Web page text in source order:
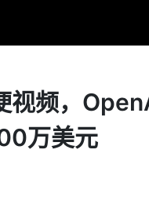
视频，
万美元